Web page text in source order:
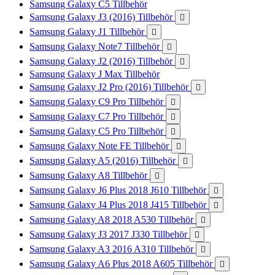
Samsung Galaxy C5 Tillbehör
Samsung Galaxy J3 (2016) Tillbehör

Samsung Galaxy J1 Tillbehör 
Samsung Galaxy Note7 Tillbehör 
Samsung Galaxy J2 (2016) Tillbehör 
Samsung Galaxy J Max Tillbehör
Samsung Galaxy J2 Pro (2016) Tillbehör

Samsung Galaxy C9 Pro Tillbehör 
Samsung Galaxy C7 Pro Tillbehör 
Samsung Galaxy C5 Pro Tillbehör 
Samsung Galaxy Note FE Tillbehör 
Samsung Galaxy A5 (2016) Tillbehör 
Samsung Galaxy A8 Tillbehör 
Samsung Galaxy J6 Plus 2018 J610 Tillbehör 
Samsung Galaxy J4 Plus 2018 J415 Tillbehör 
Samsung Galaxy A8 2018 A530 Tillbehör 
Samsung Galaxy J3 2017 J330 Tillbehör 
Samsung Galaxy A3 2016 A310 Tillbehör 
Samsung Galaxy A6 Plus 2018 A605 Tillbehör 